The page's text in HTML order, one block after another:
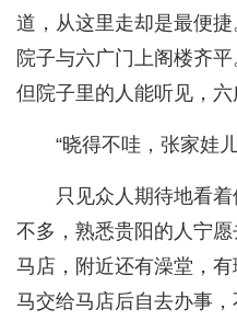
道，从这里走却是最便
院子与六广门上阁楼齐
但院子里的人能听见，六
“晓得不哇，张家娃
只见众人期待地看
不多，熟悉贵阳的人宁
马店，附近还有澡堂，
马交给马店后自去办事